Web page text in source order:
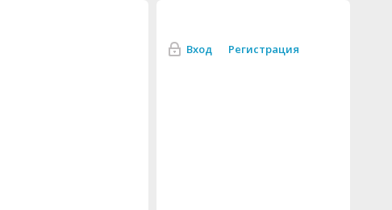
Вход Регистрация